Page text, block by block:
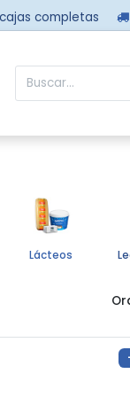
completas
Lácteos